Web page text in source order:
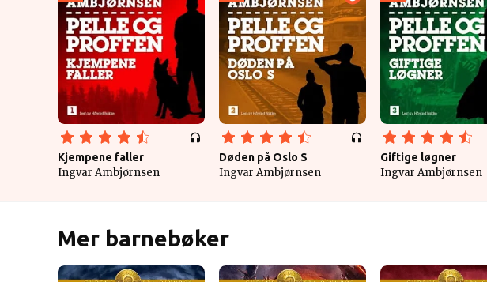
Kjempene faller
Ingvar Ambjørnsen
Døden på Oslo S
Ingvar Ambjørnsen
Giftige løgner
Ingvar Ambjørnsen
Mer barnebøker